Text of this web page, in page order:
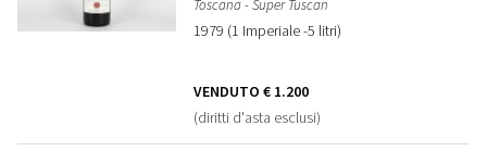
Toscana - Super Tuscan
1979 (1 Imperiale -5 litri)
VENDUTO € 1.200
(diritti d'asta esclusi)